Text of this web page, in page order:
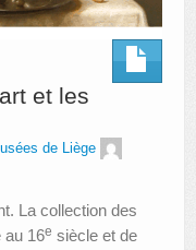
et les
de Liège
La collection des
au 16e siècle et de